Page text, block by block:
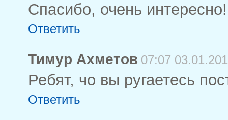
Спасибо, очень интересно!
Ответить
Тимур Ахметов 07:07
Ребят, чо вы ругаетесь
Ответить